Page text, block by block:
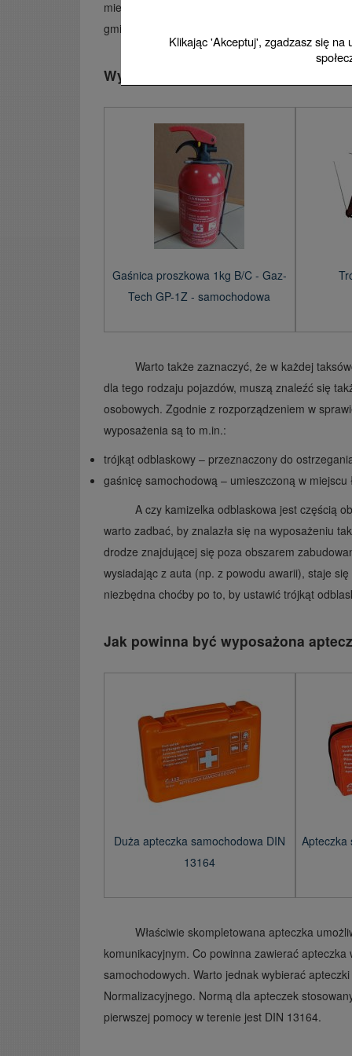
Klikając 'Akceptuj', zgadzasz się na
miejscowości, numer boczny – pod warunkiem,
gminy lub związku komunalnego.
Wyposażenie taksówki: gaśnica,
Gaśnica proszkowa 1kg B/C - Gaz-
Tech GP-1Z - samochodowa
Warto także zaznaczyć, że w każdej
dla tego rodzaju pojazdów, muszą znaleźć się
osobowych. Zgodnie z rozporządzeniem w
wyposażenia są to m.in.:
trójkąt odblaskowy – przeznaczony do
gaśnicę samochodową – umieszczoną w miejscu
A czy kamizelka odblaskowa jest częścią
warto zadbać, by znalazła się na wyposażeniu
drodze znajdującej się poza obszarem
wysiadając z auta (np. z powodu awarii), staje
niezbędna choćby po to, by ustawić trójkąt
Jak powinna być wyposażona
Duża apteczka samochodowa DIN
13164
Apteczka
Właściwie skompletowana apteczka
komunikacyjnym. Co powinna zawierać
samochodowych. Warto jednak wybierać
Normalizacyjnego. Normą dla apteczek
pierwszej pomocy w terenie jest DIN 13164.